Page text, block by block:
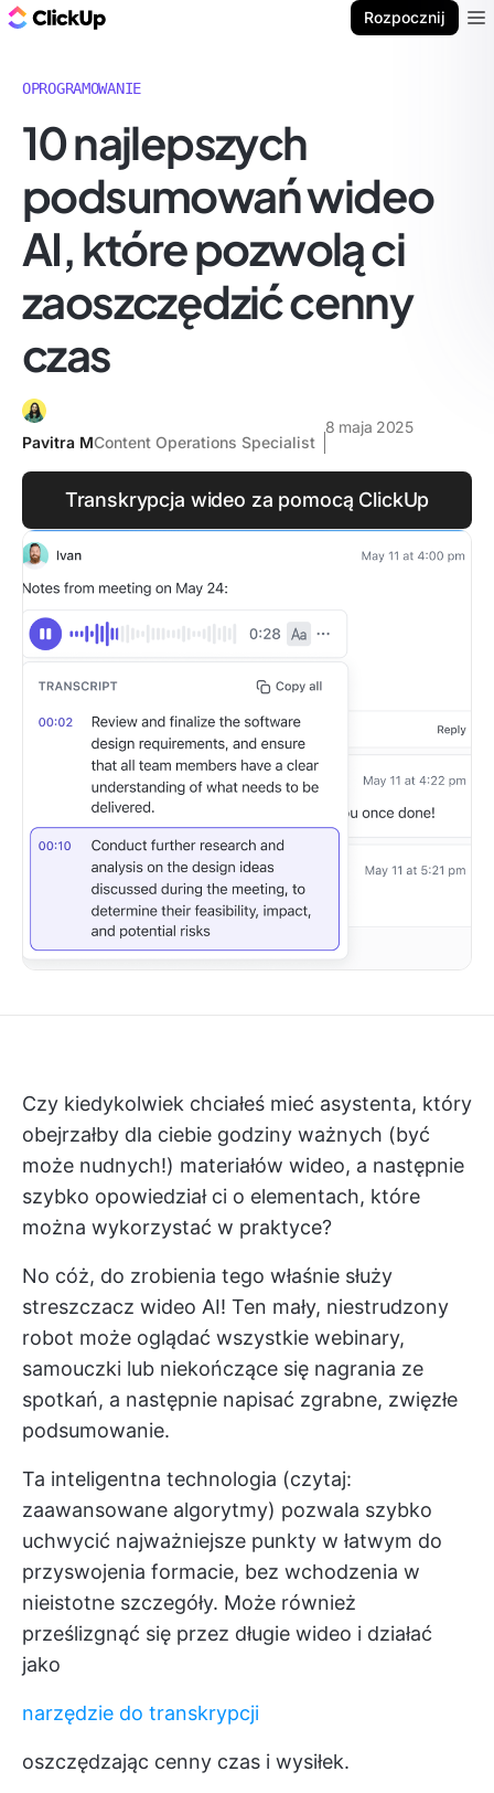
Rozpocznij
OPROGRAMOWANIE
10 najlepszych
podsumowań wideo
AI, które pozwolą ci
zaoszczędzić cenny
czas
Pavitra MContent Operations Specialist
8 maja 2025
Transkrypcja wideo za pomocą ClickUp
Czy kiedykolwiek chciałeś mieć asystenta, który
obejrzałby dla ciebie godziny ważnych (być
może nudnych!) materiałów wideo, a następnie
szybko opowiedział ci o elementach, które
można wykorzystać w praktyce?
No cóż, do zrobienia tego właśnie służy
streszczacz wideo AI! Ten mały, niestrudzony
robot może oglądać wszystkie webinary,
samouczki lub niekończące się nagrania ze
spotkań, a następnie napisać zgrabne, zwięzłe
podsumowanie.
Ta inteligentna technologia (czytaj:
zaawansowane algorytmy) pozwala szybko
uchwycić najważniejsze punkty w łatwym do
przyswojenia formacie, bez wchodzenia w
nieistotne szczegóły. Może również
prześlizgnąć się przez długie wideo i działać
jako
narzędzie do transkrypcji
oszczędzając cenny czas i wysiłek.